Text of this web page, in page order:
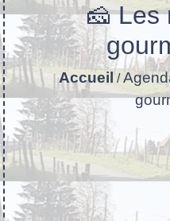
🧀 Les
Accueil /